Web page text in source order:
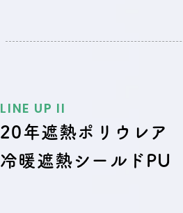
LINE UP Il
20年遮熱ポリウレア
冷暖遮熱シールドPU